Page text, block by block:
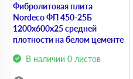
Фибролитовая плита
Nordeco ФП 450-25Б
1200х600х25 средней
плотности на белом цементе
В наличии 0 листов